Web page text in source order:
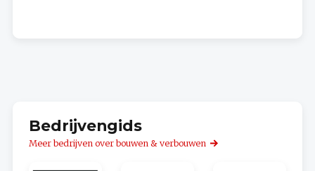
Bedrijvengids
Meer bedrijven over bouwen & verbouwen